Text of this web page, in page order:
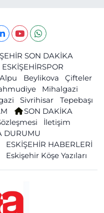
SON DAKİKA
ESKİŞEHİRSPOR
Alpu Beylikova
Çifteler
Mihalgazi
Sivrihisar
Tepebaşı
SON DAKİKA
İletişim
DURUMU
ESKİŞEHİR HABERLERİ
Eskişehir Köşe Yazıları